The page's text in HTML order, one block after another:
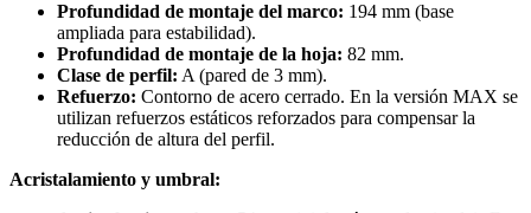
Profundidad de montaje del marco: 194 mm (base
ampliada para estabilidad).
Profundidad de montaje de la hoja: 82 mm.
Clase de perfil: A (pared de 3 mm).
Refuerzo: Contorno de acero cerrado. En la versión MAX se
utilizan refuerzos estáticos reforzados para compensar la
reducción de altura del perfil.
Acristalamiento y umbral: